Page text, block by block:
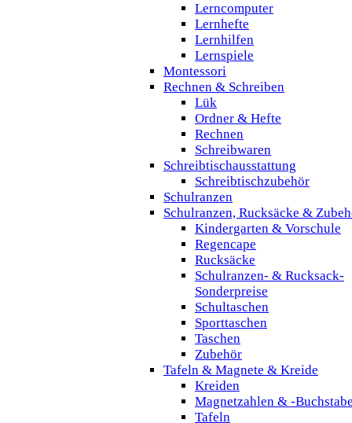
Lerncomputer
Lernhefte
Lernhilfen
Lernspiele
Montessori
Rechnen & Schreiben
Lük
Ordner & Hefte
Rechnen
Schreibwaren
Schreibtischausstattung
Schreibtischzubehör
Schulranzen
Schulranzen, Rucksäcke &
Kindergarten & Vorschule
Regencape
Rucksäcke
Schulranzen- & Rucksack-
Sonderpreise
Schultaschen
Sporttaschen
Taschen
Zubehör
Tafeln & Magnete & Kreide
Kreiden
Magnetzahlen & -
Tafeln